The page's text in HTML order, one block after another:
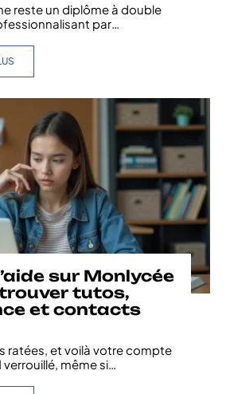
reste un diplôme à double
par
sur Monlycée
trouver tutos,
et contacts
ratées, et voilà votre compte
verrouillé, même si